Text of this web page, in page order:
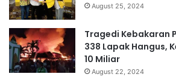
August 25, 2024
Tragedi Kebakaran
338 Lapak Hangus,
10 Miliar
August 22, 2024